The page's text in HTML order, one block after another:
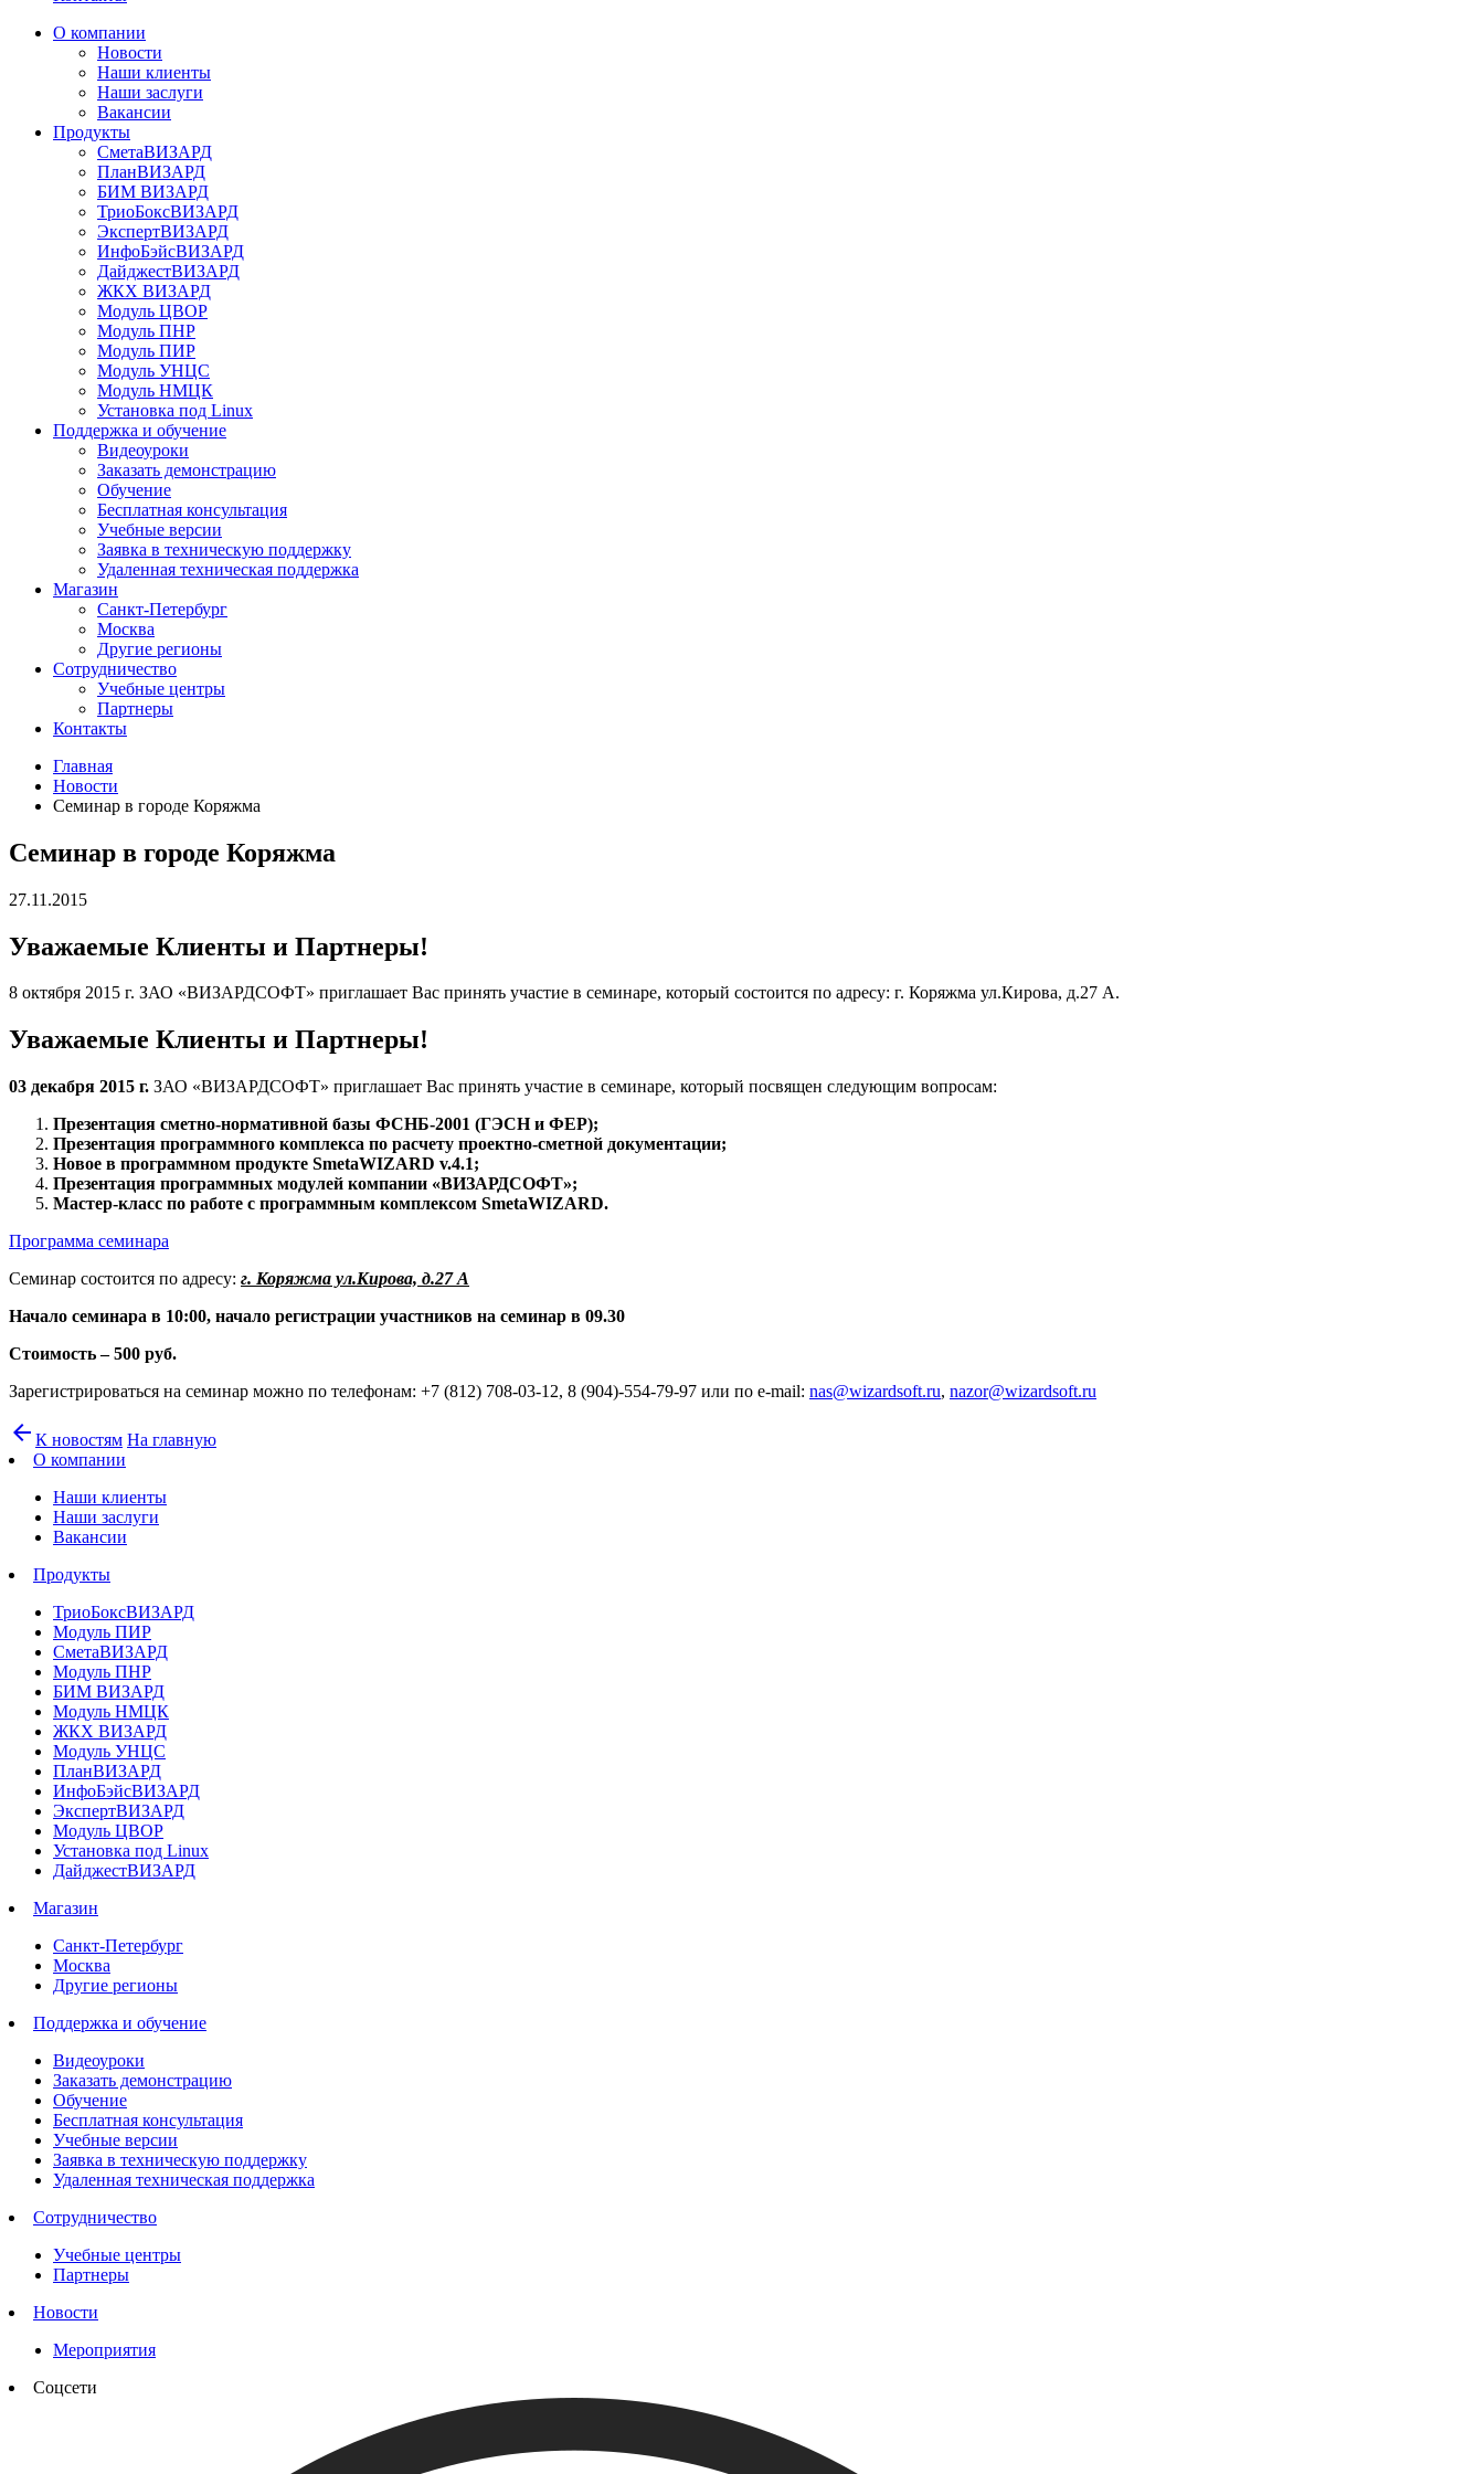
О компании
Новости
Наши клиенты
Наши заслуги
Вакансии
Продукты
СметаВИЗАРД
ПланВИЗАРД
БИМ ВИЗАРД
ТриоБоксВИЗАРД
ЭкспертВИЗАРД
ИнфоБэйсВИЗАРД
ДайджестВИЗАРД
ЖКХ ВИЗАРД
Модуль ЦВОР
Модуль ПНР
Модуль ПИР
Модуль УНЦС
Модуль НМЦК
Установка под Linux
Поддержка и обучение
Видеоуроки
Заказать демонстрацию
Обучение
Бесплатная консультация
Учебные версии
Заявка в техническую поддержку
Удаленная техническая поддержка
Магазин
Санкт-Петербург
Москва
Другие регионы
Сотрудничество
Учебные центры
Партнеры
Контакты
Главная
Новости
Семинар в городе Коряжма
Семинар в городе Коряжма
27.11.2015
Уважаемые Клиенты и Партнеры!
8 октября 2015 г. ЗАО «ВИЗАРДСОФТ» приглашает Вас принять участие в семинаре, который состоится по адресу: г. Коряжма ул.Кирова, д.27 А.
Уважаемые Клиенты и Партнеры!
03 декабря 2015 г. ЗАО «ВИЗАРДСОФТ» приглашает Вас принять участие в семинаре, который посвящен следующим вопросам:
Презентация сметно-нормативной базы ФСНБ-2001 (ГЭСН и ФЕР);
Презентация программного комплекса по расчету проектно-сметной документации;
Новое в программном продукте SmetaWIZARD v.4.1;
Презентация программных модулей компании «ВИЗАРДСОФТ»;
Мастер-класс по работе с программным комплексом SmetaWIZARD.
Программа семинара
Семинар состоится по адресу: г. Коряжма ул.Кирова, д.27 А
Начало семинара в 10:00, начало регистрации участников на семинар в 09.30
Стоимость – 500 руб.
Зарегистрироваться на семинар можно по телефонам: +7 (812) 708-03-12, 8 (904)-554-79-97 или по е-mail: nas@wizardsoft.ru, nazor@wizardsoft.ru
arrow_back К новостям На главную
О компании
Наши клиенты
Наши заслуги
Вакансии
Продукты
ТриоБоксВИЗАРД
Модуль ПИР
СметаВИЗАРД
Модуль ПНР
БИМ ВИЗАРД
Модуль НМЦК
ЖКХ ВИЗАРД
Модуль УНЦС
ПланВИЗАРД
ИнфоБэйсВИЗАРД
ЭкспертВИЗАРД
Модуль ЦВОР
Установка под Linux
ДайджестВИЗАРД
Магазин
Санкт-Петербург
Москва
Другие регионы
Поддержка и обучение
Видеоуроки
Заказать демонстрацию
Обучение
Бесплатная консультация
Учебные версии
Заявка в техническую поддержку
Удаленная техническая поддержка
Сотрудничество
Учебные центры
Партнеры
Новости
Мероприятия
Соцсети